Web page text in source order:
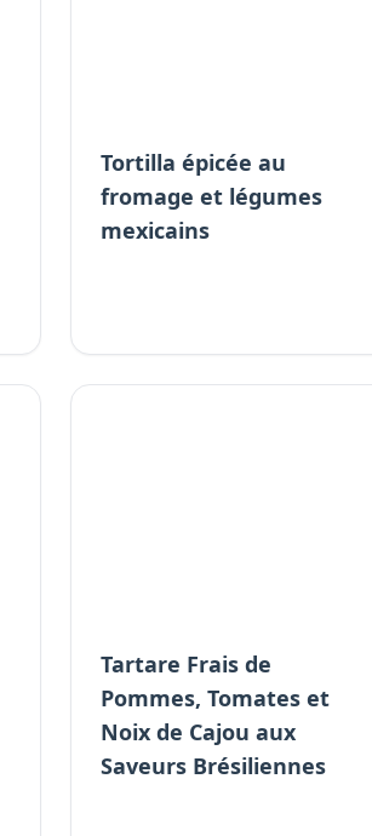
Tortilla épicée au
fromage et légumes
mexicains
Tartare Frais de
Pommes, Tomates et
Noix de Cajou aux
Saveurs Brésiliennes